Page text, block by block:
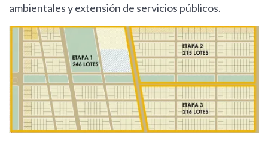
ambientales y extensión de servicios públicos.